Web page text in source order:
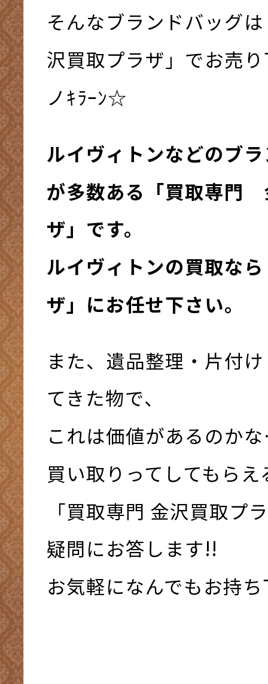
そんなブランドバッグ
沢買取プラザ」でお売
ノｷﾗｰﾝ☆
ルイヴィトンなどのブ
が多数ある「買取専門
ザ」です。
ルイヴィトンの買取な
ザ」にお任せ下さい。
また、遺品整理・片付
てきた物で、
これは価値があるのか
買い取りってしてもら
「買取専門 金沢買取プ
疑問にお答します!!
お気軽になんでもお持